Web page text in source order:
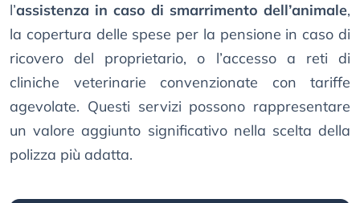
l’assistenza in caso di smarrimento dell’animale,
la copertura delle spese per la pensione in caso di
ricovero del proprietario, o l’accesso a reti di
cliniche veterinarie convenzionate con tariffe
agevolate. Questi servizi possono rappresentare
un valore aggiunto significativo nella scelta della
polizza più adatta.